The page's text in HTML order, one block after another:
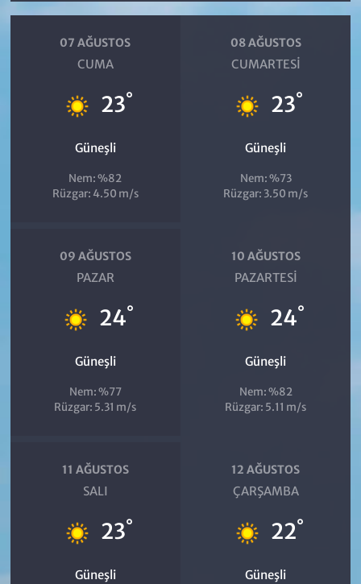
07 AĞUSTOS
CUMA
23°
Güneşli
Nem: %82
Rüzgar: 4.50 m/s
08 AĞUSTOS
CUMARTESI
23°
Güneşli
Nem: %73
Rüzgar: 3.50 m/s
09 AĞUSTOS
PAZAR
24°
Güneşli
Nem: %77
Rüzgar: 5.31 m/s
10 AĞUSTOS
PAZARTESI
24°
Güneşli
Nem: %82
Rüzgar: 5.11 m/s
11 AĞUSTOS
SALI
23°
Güneşli
12 AĞUSTOS
ÇARŞAMBA
22°
Güneşli